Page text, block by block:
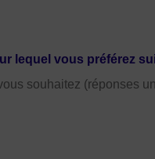
lequel vous préférez
souhaitez (réponses